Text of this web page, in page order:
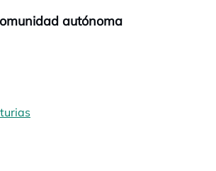
autónoma